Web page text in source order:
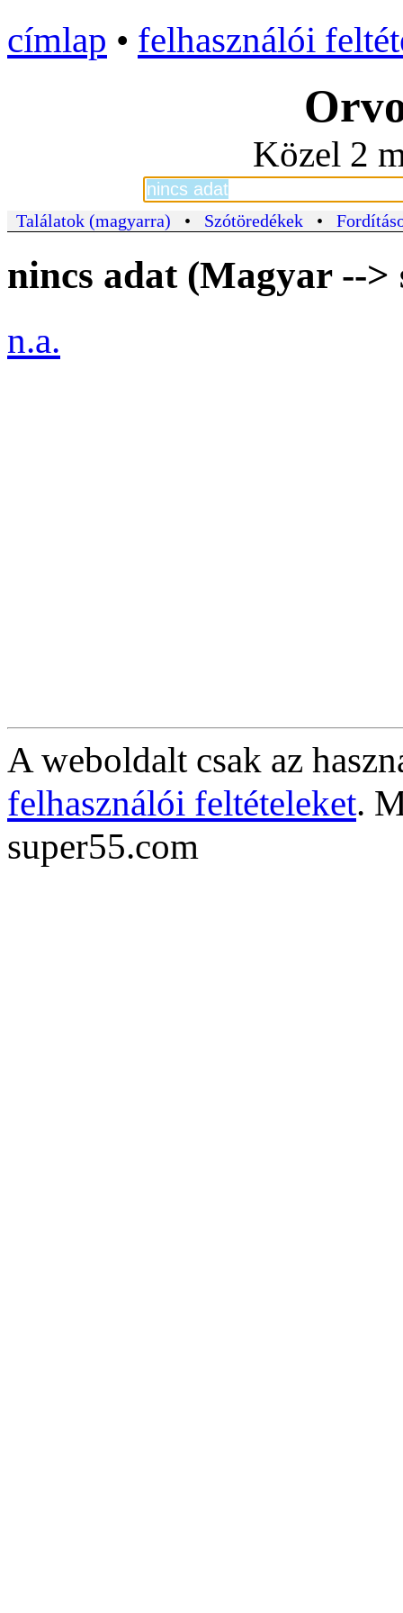
címlap • felhasználói
Közel 2
Találatok (magyarra) • Szótöredékek •
nincs adat (Magyar -->
n.a.
A weboldalt csak az
felhasználói feltételeket.
super55.com